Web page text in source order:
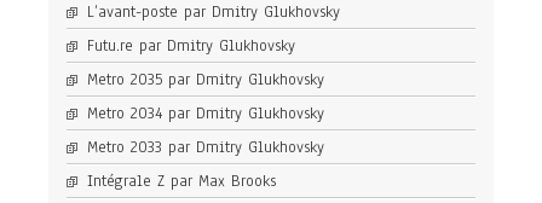
L’avant-poste par Dmitry Glukhovsky
Futu.re par Dmitry Glukhovsky
Metro 2035 par Dmitry Glukhovsky
Metro 2034 par Dmitry Glukhovsky
Metro 2033 par Dmitry Glukhovsky
Intégrale Z par Max Brooks